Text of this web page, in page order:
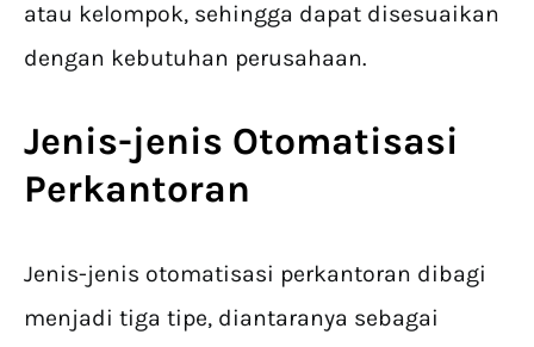
atau kelompok, sehingga dapat disesuaikan
dengan kebutuhan perusahaan.
Jenis-jenis Otomatisasi
Perkantoran
Jenis-jenis otomatisasi perkantoran dibagi
menjadi tiga tipe, diantaranya sebagai